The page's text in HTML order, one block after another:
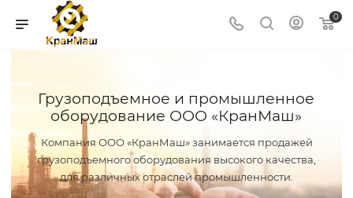
0
Грузоподъемное и промышленное
оборудование ООО «КранМаш»
Компания ООО «КранМаш» занимается продажей
грузоподъемного оборудования высокого качества,
для различных отраслей промышленности.